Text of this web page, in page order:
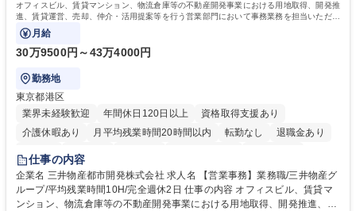
オフィスビル、賃貸マンション、物流倉庫等の不動産開発事業における用地取得、開発推
進、賃貸運営、売却、仲介・活用提案等を行う営業部門において事務業務を担当いただき
ます。
月給
30万9500円～43万4000円
勤務地
東京都港区
業界未経験歓迎
年間休日120日以上
資格取得支援あり
介護休暇あり
月平均残業時間20時間以内 転勤なし
退職金あり
在宅OK
賞与あり
駅近5分以内
土日祝休み 寮・社宅あり
仕事の内容
企業名 三井物産都市開発株式会社 求人名 【営業事務】業務職/三井物産グ
ループ/平均残業時間10H/完全週休2日 仕事の内容 オフィスビル、賃貸マ
ンション、物流倉庫等の不動産開発事業における用地取得、開発推進、賃